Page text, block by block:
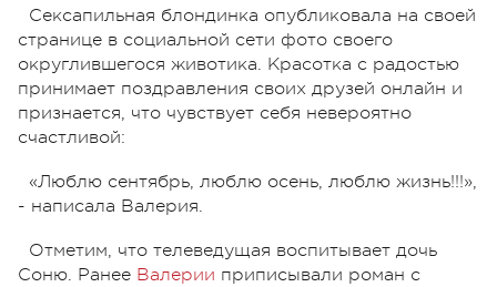
Сексапильная блондинка опубликовала на своей
странице в социальной сети фото своего
округлившегося животика. Красотка с радостью
принимает поздравления своих друзей онлайн и
признается, что чувствует себя невероятно
счастливой:
«Люблю сентябрь, люблю осень, люблю жизнь!!!»,
- написала Валерия.
Отметим, что телеведущая воспитывает дочь
Соню. Ранее Валерии приписывали роман с